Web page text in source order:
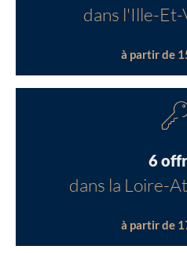
dans l'Ille-Et-
à partir de
6
dans la Loire-
à partir de